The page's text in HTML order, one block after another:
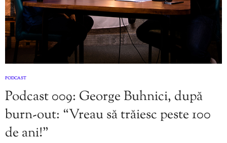
PODCAST
Podcast 009: George Buhnici, după
burn-out: “Vreau să trăiesc peste 100
de ani!”